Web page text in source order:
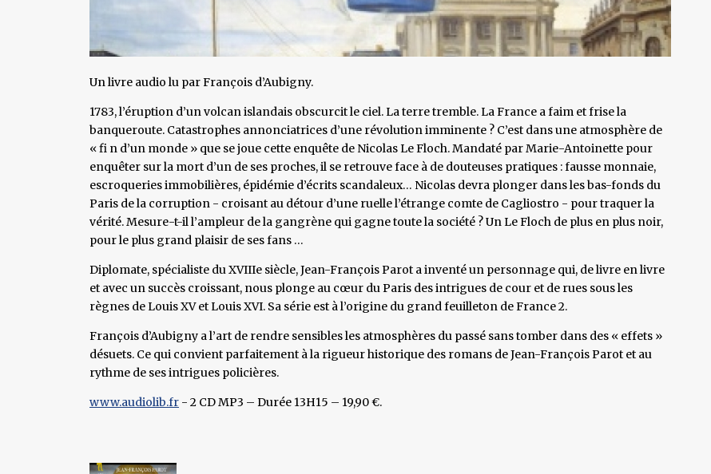
Un livre audio lu par François d’Aubigny.
1783, l’éruption d’un volcan islandais obscurcit le ciel. La terre tremble. La France a faim et frise la
banqueroute. Catastrophes annonciatrices d’une révolution imminente ? C’est dans une atmosphère de
« fi n d’un monde » que se joue cette enquête de Nicolas Le Floch. Mandaté par Marie-Antoinette pour
enquêter sur la mort d’un de ses proches, il se retrouve face à de douteuses pratiques : fausse monnaie,
escroqueries immobilières, épidémie d’écrits scandaleux… Nicolas devra plonger dans les bas-fonds du
Paris de la corruption - croisant au détour d’une ruelle l’étrange comte de Cagliostro - pour traquer la
vérité. Mesure-t-il l’ampleur de la gangrène qui gagne toute la société ? Un Le Floch de plus en plus noir,
pour le plus grand plaisir de ses fans …
Diplomate, spécialiste du XVIIIe siècle, Jean-François Parot a inventé un personnage qui, de livre en livre
et avec un succès croissant, nous plonge au cœur du Paris des intrigues de cour et de rues sous les
règnes de Louis XV et Louis XVI. Sa série est à l’origine du grand feuilleton de France 2.
François d’Aubigny a l’art de rendre sensibles les atmosphères du passé sans tomber dans des « effets »
désuets. Ce qui convient parfaitement à la rigueur historique des romans de Jean-François Parot et au
rythme de ses intrigues policières.
www.audiolib.fr - 2 CD MP3 – Durée 13H15 – 19,90 €.